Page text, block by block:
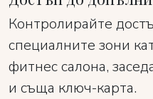
Контролирайте
специалните зони
фитнес салона,
и съща ключ-карта.